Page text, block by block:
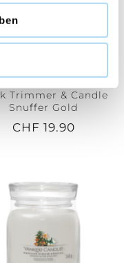
Trimmer & Candle
Snuffer Gold
CHF 19.90